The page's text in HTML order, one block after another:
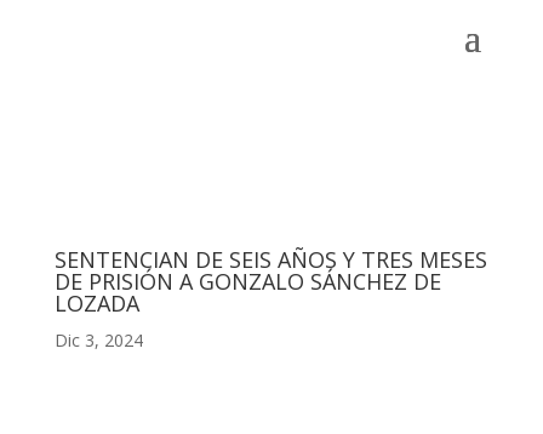
SENTENCIAN DE SEIS AÑOS Y TRES MESES
DE PRISIÓN A GONZALO SÁNCHEZ DE
LOZADA
Dic 3, 2024